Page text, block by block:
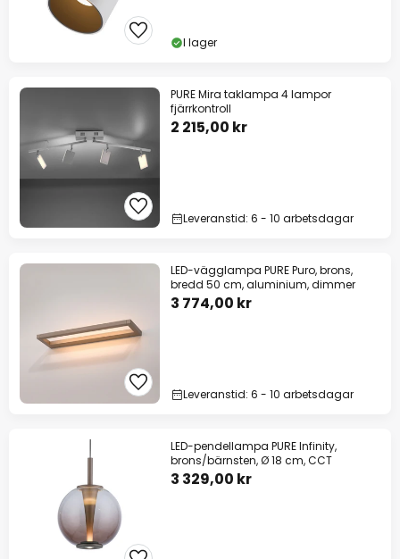
I lager
PURE Mira taklampa 4 lampor
fjärrkontroll
2 215,00 kr
Leveranstid: 6 - 10 arbetsdagar
LED-vägglampa PURE Puro, brons,
bredd 50 cm, aluminium, dimmer
3 774,00 kr
Leveranstid: 6 - 10 arbetsdagar
LED-pendellampa PURE Infinity,
brons/bärnsten, Ø 18 cm, CCT
3 329,00 kr